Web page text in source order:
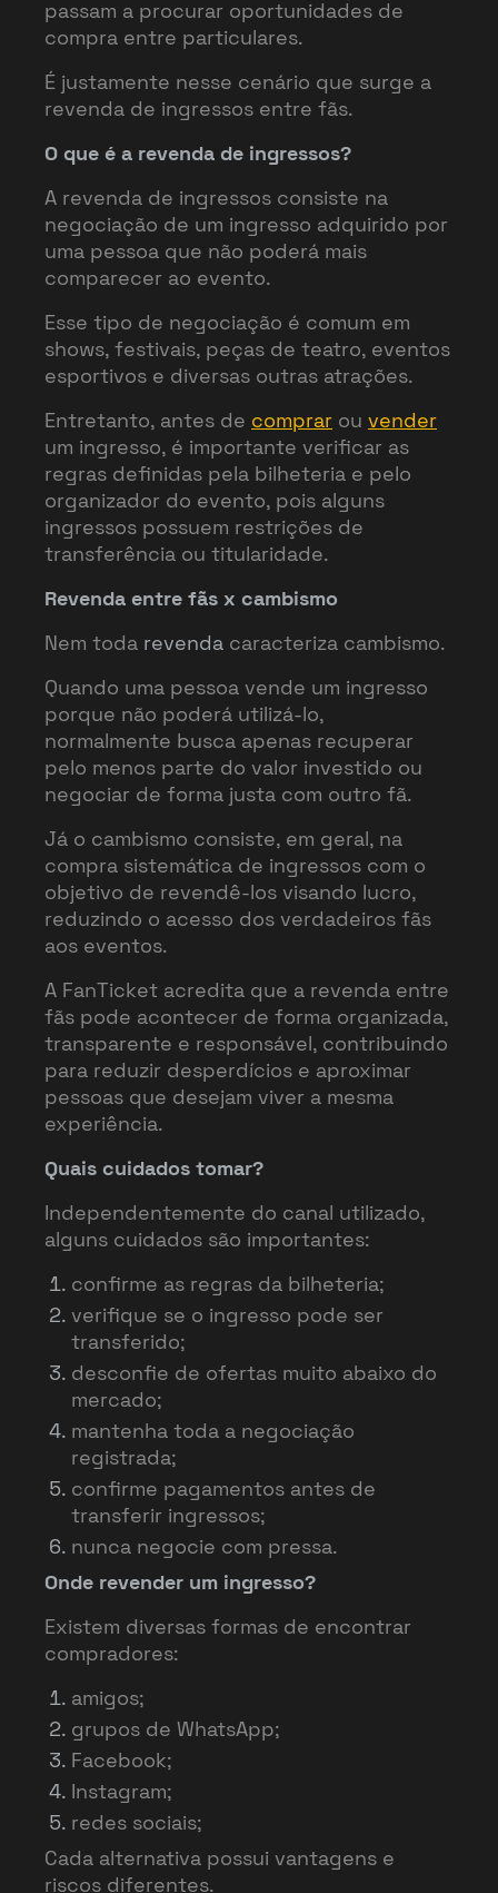
passam a procurar oportunidades de
compra entre particulares.
É justamente nesse cenário que surge a
revenda de ingressos entre fãs.
O que é a revenda de ingressos?
A revenda de ingressos consiste na
negociação de um ingresso adquirido por
uma pessoa que não poderá mais
comparecer ao evento.
Esse tipo de negociação é comum em
shows, festivais, peças de teatro, eventos
esportivos e diversas outras atrações.
Entretanto, antes de comprar ou vender
um ingresso, é importante verificar as
regras definidas pela bilheteria e pelo
organizador do evento, pois alguns
ingressos possuem restrições de
transferência ou titularidade.
Revenda entre fãs x cambismo
Nem toda revenda caracteriza cambismo.
Quando uma pessoa vende um ingresso
porque não poderá utilizá-lo,
normalmente busca apenas recuperar
pelo menos parte do valor investido ou
negociar de forma justa com outro fã.
Já o cambismo consiste, em geral, na
compra sistemática de ingressos com o
objetivo de revendê-los visando lucro,
reduzindo o acesso dos verdadeiros fãs
aos eventos.
A FanTicket acredita que a revenda entre
fãs pode acontecer de forma organizada,
transparente e responsável, contribuindo
para reduzir desperdícios e aproximar
pessoas que desejam viver a mesma
experiência.
Quais cuidados tomar?
Independentemente do canal utilizado,
alguns cuidados são importantes:
confirme as regras da bilheteria;
verifique se o ingresso pode ser
transferido;
desconfie de ofertas muito abaixo do
mercado;
mantenha toda a negociação
registrada;
confirme pagamentos antes de
transferir ingressos;
nunca negocie com pressa.
Onde revender um ingresso?
Existem diversas formas de encontrar
compradores:
amigos;
grupos de WhatsApp;
Facebook;
Instagram;
redes sociais;
Cada alternativa possui vantagens e
riscos diferentes.